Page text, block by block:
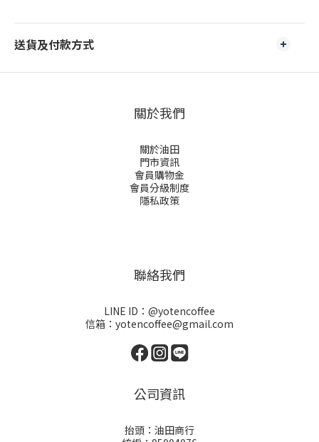
送貨及付款方式
關於我們
關於油田
門市資訊
會員購物金
會員分級制度
隱私政策
聯絡我們
LINE ID：@yotencoffee
信箱：yotencoffee@gmail.com
公司資訊
抬頭：油田商行